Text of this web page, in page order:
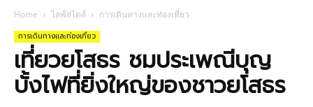
Home ไลฟ์สไตล์ การเดินทางและท่องเที่ยว
การเดินทางและท่องเที่ยว
เที่ยวยโสธร ชมประเพณีบุญ
บั้งไฟที่ยิ่งใหญ่ของชาวยโสธร